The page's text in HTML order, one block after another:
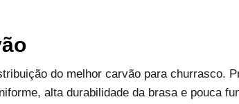
do melhor carvão para churrasco.
alta durabilidade da brasa e pouca